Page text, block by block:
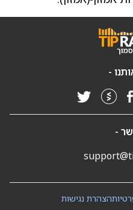
-
-
הצהרת נגישות